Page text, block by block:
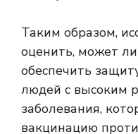
Таким образом,
оценить, может
обеспечить
людей с высоким
заболевания,
вакцинацию